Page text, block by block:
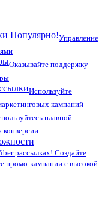
Популярно!Управление
Оказывайте поддержку
Используйте
кампаний
плавной
конверсии
рассылках! Создайте
промо-кампании с высокой